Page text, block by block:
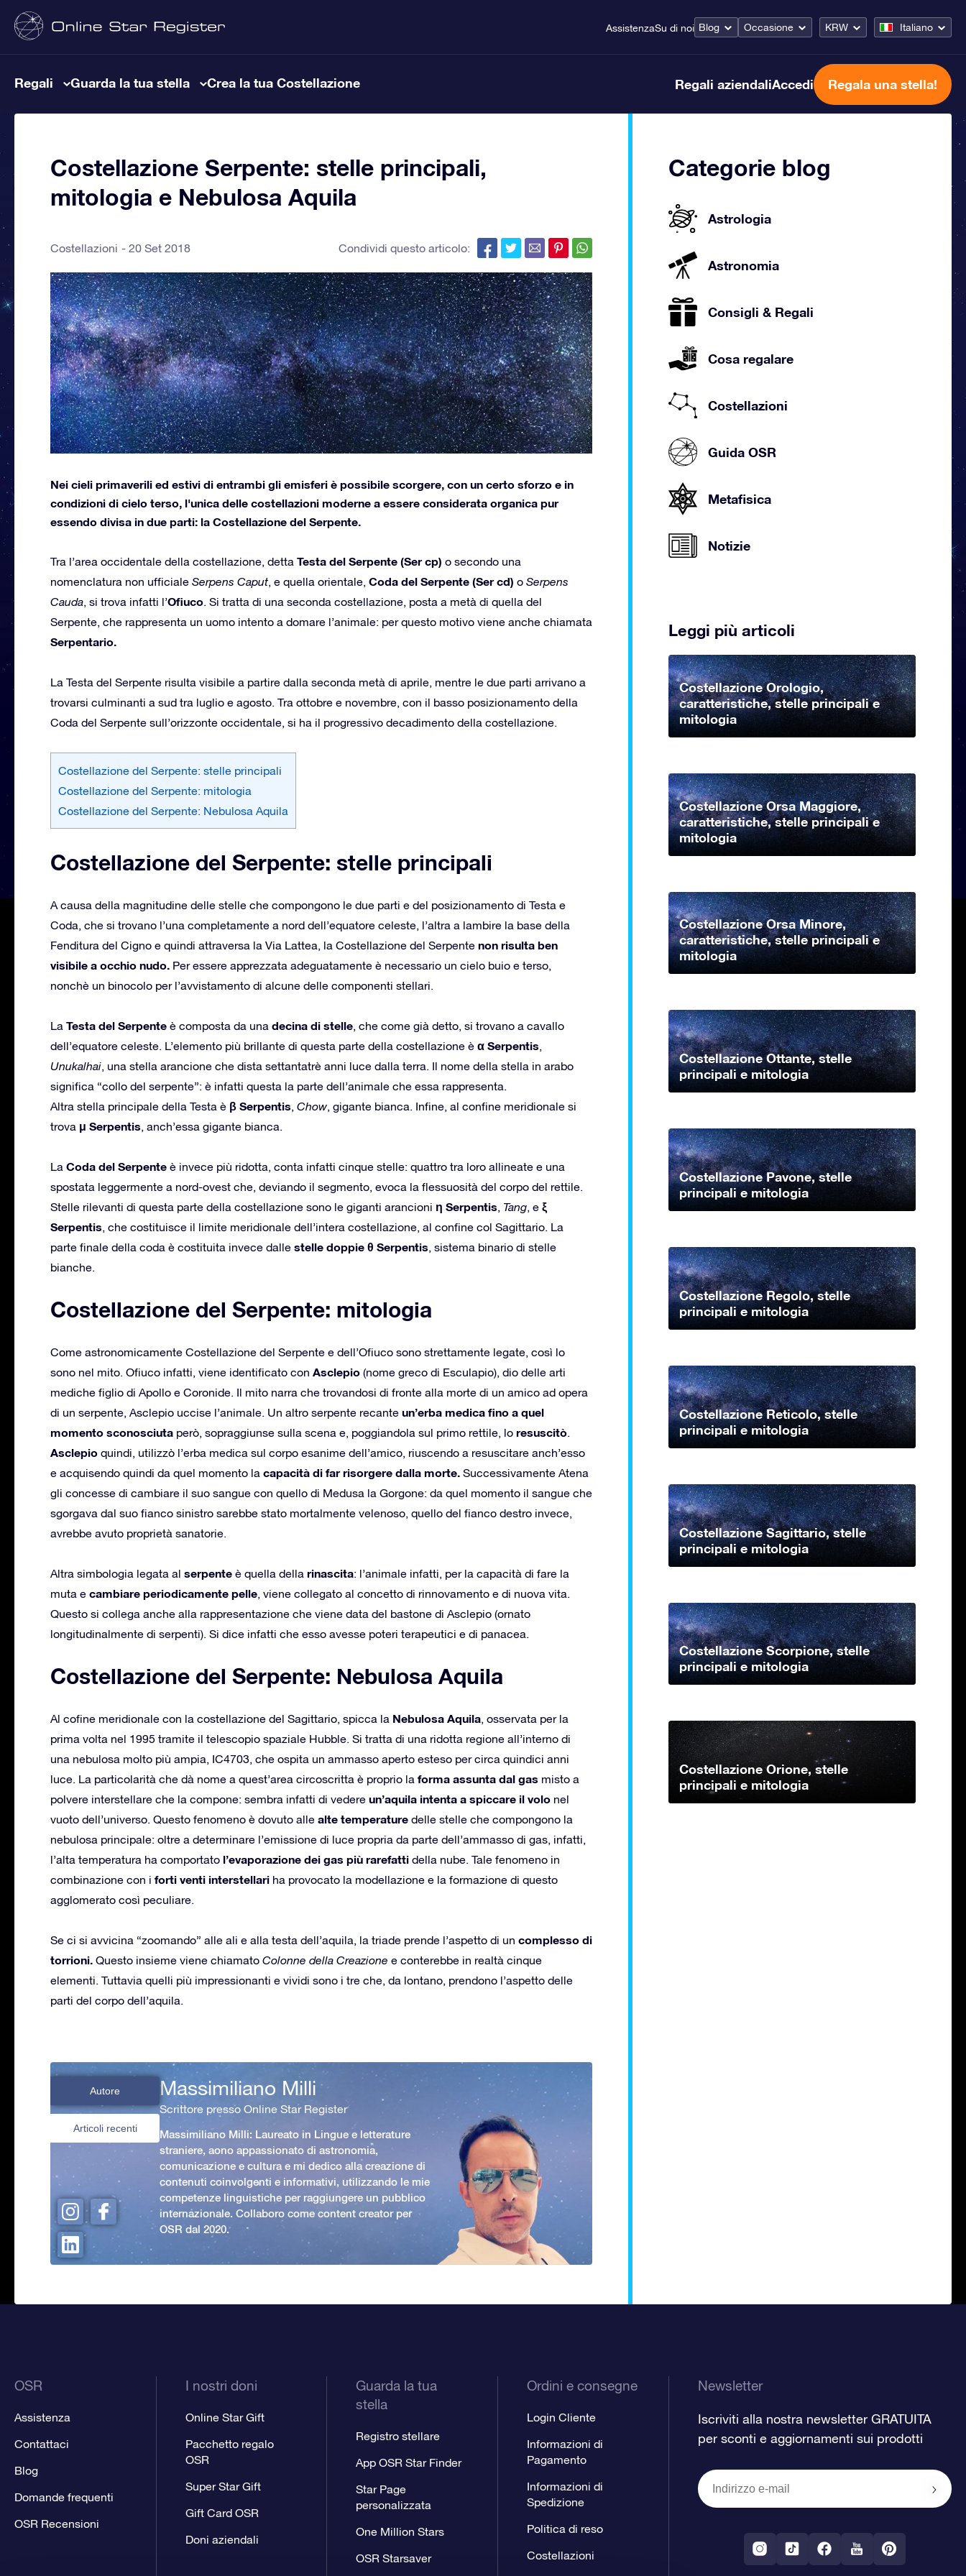
AssistenzaSu di noi Blog Occasione KRW Italiano
Regali Guarda la tua stella Crea la tua Costellazione Regali aziendaliAccedi Regala una stella!
Costellazione Serpente: stelle principali,
mitologia e Nebulosa Aquila
Costellazioni 20 Set 2018 Condividi questo articolo:
Nei cieli primaverili ed estivi di entrambi gli emisferi è possibile scorgere, con un certo sforzo e in
condizioni di cielo terso, l'unica delle costellazioni moderne a essere considerata organica pur
essendo divisa in due parti: la Costellazione del Serpente.
Tra l’area occidentale della costellazione, detta Testa del Serpente (Ser cp) o secondo una
nomenclatura non ufficiale Serpens Caput, e quella orientale, Coda del Serpente (Ser cd) o Serpens
Cauda, si trova infatti l’Ofiuco. Si tratta di una seconda costellazione, posta a metà di quella del
Serpente, che rappresenta un uomo intento a domare l’animale: per questo motivo viene anche chiamata
Serpentario.
La Testa del Serpente risulta visibile a partire dalla seconda metà di aprile, mentre le due parti arrivano a
trovarsi culminanti a sud tra luglio e agosto. Tra ottobre e novembre, con il basso posizionamento della
Coda del Serpente sull’orizzonte occidentale, si ha il progressivo decadimento della costellazione.
Costellazione del Serpente: stelle principali
Costellazione del Serpente: mitologia
Costellazione del Serpente: Nebulosa Aquila
Costellazione del Serpente: stelle principali
A causa della magnitudine delle stelle che compongono le due parti e del posizionamento di Testa e
Coda, che si trovano l’una completamente a nord dell’equatore celeste, l’altra a lambire la base della
Fenditura del Cigno e quindi attraversa la Via Lattea, la Costellazione del Serpente non risulta ben
visibile a occhio nudo. Per essere apprezzata adeguatamente è necessario un cielo buio e terso,
nonchè un binocolo per l’avvistamento di alcune delle componenti stellari.
La Testa del Serpente è composta da una decina di stelle, che come già detto, si trovano a cavallo
dell’equatore celeste. L’elemento più brillante di questa parte della costellazione è α Serpentis,
Unukalhai, una stella arancione che dista settantatrè anni luce dalla terra. Il nome della stella in arabo
significa “collo del serpente”: è infatti questa la parte dell’animale che essa rappresenta.
Altra stella principale della Testa è β Serpentis, Chow, gigante bianca. Infine, al confine meridionale si
trova μ Serpentis, anch’essa gigante bianca.
La Coda del Serpente è invece più ridotta, conta infatti cinque stelle: quattro tra loro allineate e una
spostata leggermente a nord-ovest che, deviando il segmento, evoca la flessuosità del corpo del rettile.
Stelle rilevanti di questa parte della costellazione sono le giganti arancioni η Serpentis, Tang, e ξ
Serpentis, che costituisce il limite meridionale dell’intera costellazione, al confine col Sagittario. La
parte finale della coda è costituita invece dalle stelle doppie θ Serpentis, sistema binario di stelle
bianche.
Costellazione del Serpente: mitologia
Come astronomicamente Costellazione del Serpente e dell’Ofiuco sono strettamente legate, così lo
sono nel mito. Ofiuco infatti, viene identificato con Asclepio (nome greco di Esculapio), dio delle arti
mediche figlio di Apollo e Coronide. Il mito narra che trovandosi di fronte alla morte di un amico ad opera
di un serpente, Asclepio uccise l’animale. Un altro serpente recante un’erba medica fino a quel
momento sconosciuta però, sopraggiunse sulla scena e, poggiandola sul primo rettile, lo resuscitò.
Asclepio quindi, utilizzò l’erba medica sul corpo esanime dell’amico, riuscendo a resuscitare anch’esso
e acquisendo quindi da quel momento la capacità di far risorgere dalla morte. Successivamente Atena
gli concesse di cambiare il suo sangue con quello di Medusa la Gorgone: da quel momento il sangue che
sgorgava dal suo fianco sinistro sarebbe stato mortalmente velenoso, quello del fianco destro invece,
avrebbe avuto proprietà sanatorie.
Altra simbologia legata al serpente è quella della rinascita: l’animale infatti, per la capacità di fare la
muta e cambiare periodicamente pelle, viene collegato al concetto di rinnovamento e di nuova vita.
Questo si collega anche alla rappresentazione che viene data del bastone di Asclepio (ornato
longitudinalmente di serpenti). Si dice infatti che esso avesse poteri terapeutici e di panacea.
Costellazione del Serpente: Nebulosa Aquila
Al cofine meridionale con la costellazione del Sagittario, spicca la Nebulosa Aquila, osservata per la
prima volta nel 1995 tramite il telescopio spaziale Hubble. Si tratta di una ridotta regione all’interno di
una nebulosa molto più ampia, IC4703, che ospita un ammasso aperto esteso per circa quindici anni
luce. La particolarità che dà nome a quest’area circoscritta è proprio la forma assunta dal gas misto a
polvere interstellare che la compone: sembra infatti di vedere un’aquila intenta a spiccare il volo nel
vuoto dell’universo. Questo fenomeno è dovuto alle alte temperature delle stelle che compongono la
nebulosa principale: oltre a determinare l’emissione di luce propria da parte dell’ammasso di gas, infatti,
l’alta temperatura ha comportato l’evaporazione dei gas più rarefatti della nube. Tale fenomeno in
combinazione con i forti venti interstellari ha provocato la modellazione e la formazione di questo
agglomerato così peculiare.
Se ci si avvicina “zoomando” alle ali e alla testa dell’aquila, la triade prende l’aspetto di un complesso di
torrioni. Questo insieme viene chiamato Colonne della Creazione e conterebbe in realtà cinque
elementi. Tuttavia quelli più impressionanti e vividi sono i tre che, da lontano, prendono l’aspetto delle
parti del corpo dell’aquila.
Autore
Articoli recenti
Massimiliano Milli
Scrittore presso Online Star Register
Massimiliano Milli: Laureato in Lingue e letterature
straniere, aono appassionato di astronomia,
comunicazione e cultura e mi dedico alla creazione di
contenuti coinvolgenti e informativi, utilizzando le mie
competenze linguistiche per raggiungere un pubblico
internazionale. Collaboro come content creator per
OSR dal 2020.
Categorie blog
Astrologia
Astronomia
Consigli & Regali
Cosa regalare
Costellazioni
Guida OSR
Metafisica
Notizie
Leggi più articoli
Costellazione Orologio,
caratteristiche, stelle principali e
mitologia
Costellazione Orsa Maggiore,
caratteristiche, stelle principali e
mitologia
Costellazione Orsa Minore,
caratteristiche, stelle principali e
mitologia
Costellazione Ottante, stelle
principali e mitologia
Costellazione Pavone, stelle
principali e mitologia
Costellazione Regolo, stelle
principali e mitologia
Costellazione Reticolo, stelle
principali e mitologia
Costellazione Sagittario, stelle
principali e mitologia
Costellazione Scorpione, stelle
principali e mitologia
Costellazione Orione, stelle
principali e mitologia
OSR
Assistenza
Contattaci
Blog
Domande frequenti
OSR Recensioni
I nostri doni
Online Star Gift
Pacchetto regalo
OSR
Super Star Gift
Gift Card OSR
Doni aziendali
Guarda la tua
stella
Registro stellare
App OSR Star Finder
Star Page
personalizzata
One Million Stars
OSR Starsaver
Ordini e consegne
Login Cliente
Informazioni di
Pagamento
Informazioni di
Spedizione
Politica di reso
Costellazioni
Newsletter
Iscriviti alla nostra newsletter GRATUITA
per sconti e aggiornamenti sui prodotti